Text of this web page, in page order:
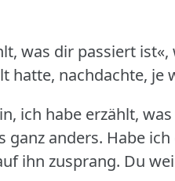
was dir passiert ist«,
hatte, nachdachte, je
ich habe erzählt,
ganz anders. Habe
ihn zusprang. Du